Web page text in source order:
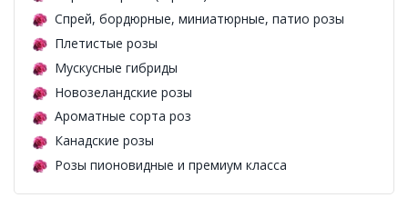
Спрей, бордюрные, миниатюрные, патио розы
Плетистые розы
Мускусные гибриды
Новозеландские розы
Ароматные сорта роз
Канадские розы
Розы пионовидные и премиум класса